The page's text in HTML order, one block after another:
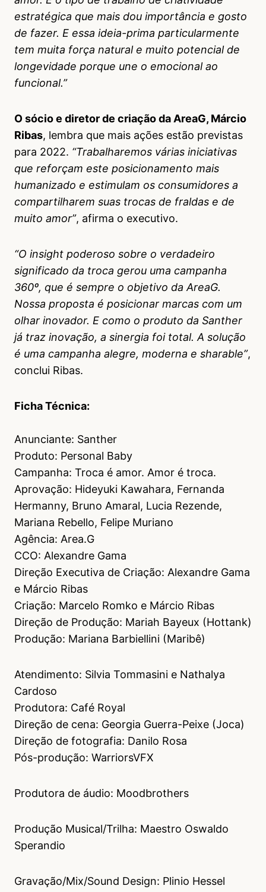
estratégica que mais dou importância e gosto
de fazer. E essa ideia-prima particularmente
tem muita força natural e muito potencial de
longevidade porque une o emocional ao
funcional.”
O sócio e diretor de criação da AreaG, Márcio
Ribas, lembra que mais ações estão previstas
para 2022. “Trabalharemos várias iniciativas
que reforçam este posicionamento mais
humanizado e estimulam os consumidores a
compartilharem suas trocas de fraldas e de
muito amor”, afirma o executivo.
“O insight poderoso sobre o verdadeiro
significado da troca gerou uma campanha
360º, que é sempre o objetivo da AreaG.
Nossa proposta é posicionar marcas com um
olhar inovador. E como o produto da Santher
já traz inovação, a sinergia foi total. A solução
é uma campanha alegre, moderna e sharable”,
conclui Ribas.
Ficha Técnica:
Anunciante: Santher
Produto: Personal Baby
Campanha: Troca é amor. Amor é troca.
Aprovação: Hideyuki Kawahara, Fernanda
Hermanny, Bruno Amaral, Lucia Rezende,
Mariana Rebello, Felipe Muriano
Agência: Area.G
CCO: Alexandre Gama
Direção Executiva de Criação: Alexandre Gama
e Márcio Ribas
Criação: Marcelo Romko e Márcio Ribas
Direção de Produção: Mariah Bayeux (Hottank)
Produção: Mariana Barbiellini (Maribê)
Atendimento: Silvia Tommasini e Nathalya
Cardoso
Produtora: Café Royal
Direção de cena: Georgia Guerra-Peixe (Joca)
Direção de fotografia: Danilo Rosa
Pós-produção: WarriorsVFX
Produtora de áudio: Moodbrothers
Produção Musical/Trilha: Maestro Oswaldo
Sperandio
Gravação/Mix/Sound Design: Plinio Hessel